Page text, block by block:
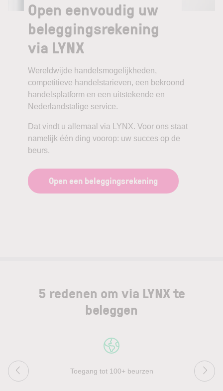
Open eenvoudig uw
beleggingsrekening
via LYNX
Wereldwijde handelsmogelijkheden,
competitieve handelstarieven, een bekroond
handelsplatform en een uitstekende en
Nederlandstalige service.
Dat vindt u allemaal via LYNX. Voor ons staat
namelijk één ding voorop: uw succes op de
beurs.
Open een beleggingsrekening
5 redenen om via LYNX te
beleggen
Toegang tot 100+ beurzen